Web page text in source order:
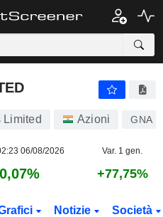
Limited Azioni GNA
06/08/2026 Var. 1 gen.
+77,75%
Notizie Società